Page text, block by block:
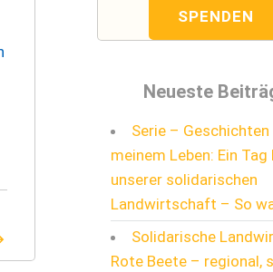
SPENDEN
Neueste
Serie – Geschichten
meinem Leben: Ein Tag
unserer solidarischen
Landwirtschaft – So
Solidarische
Rote Beete – regional,